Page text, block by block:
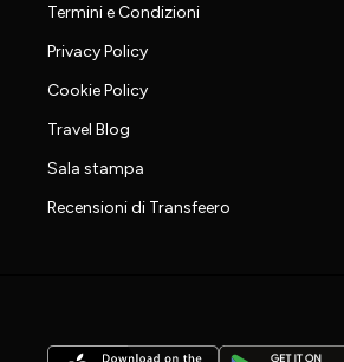
Termini e Condizioni
Privacy Policy
Cookie Policy
Travel Blog
Sala stampa
Recensioni di Transfeero